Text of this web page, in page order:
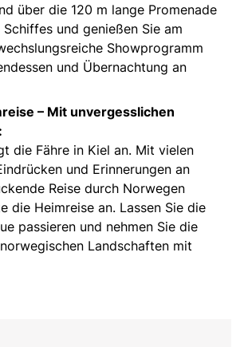
über die 120 m lange Promenade
Schiffes und genießen Sie am
Showprogramm
und Übernachtung an
– Mit unvergesslichen
die Fähre in Kiel an. Mit vielen
und Erinnerungen an
Reise durch Norwegen
die Heimreise an. Lassen Sie die
passieren und nehmen Sie die
Landschaften mit